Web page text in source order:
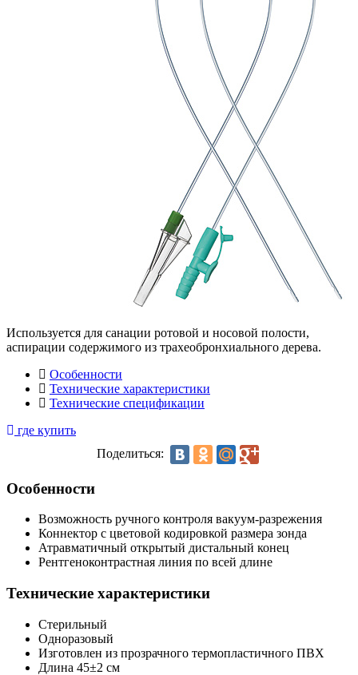
Используется для cанации ротовой и носовой полости,
аспирации содержимого из трахеобронхиального дерева.
Особенности
Технические характеристики
Технические спецификации
где купить
Поделиться:
Особенности
Возможность ручного контроля вакуум-разрежения
Коннектор с цветовой кодировкой размера зонда
Атравматичный открытый дистальный конец
Рентгеноконтрастная линия по всей длине
Технические характеристики
Стерильный
Одноразовый
Изготовлен из прозрачного термопластичного ПВХ
Длина 45±2 см